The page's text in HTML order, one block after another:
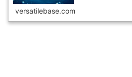
versatilebase.com